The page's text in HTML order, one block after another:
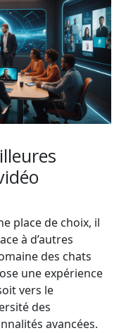
place de choix, il
à d’autres
des chats
une expérience
vers le
des
avancées.